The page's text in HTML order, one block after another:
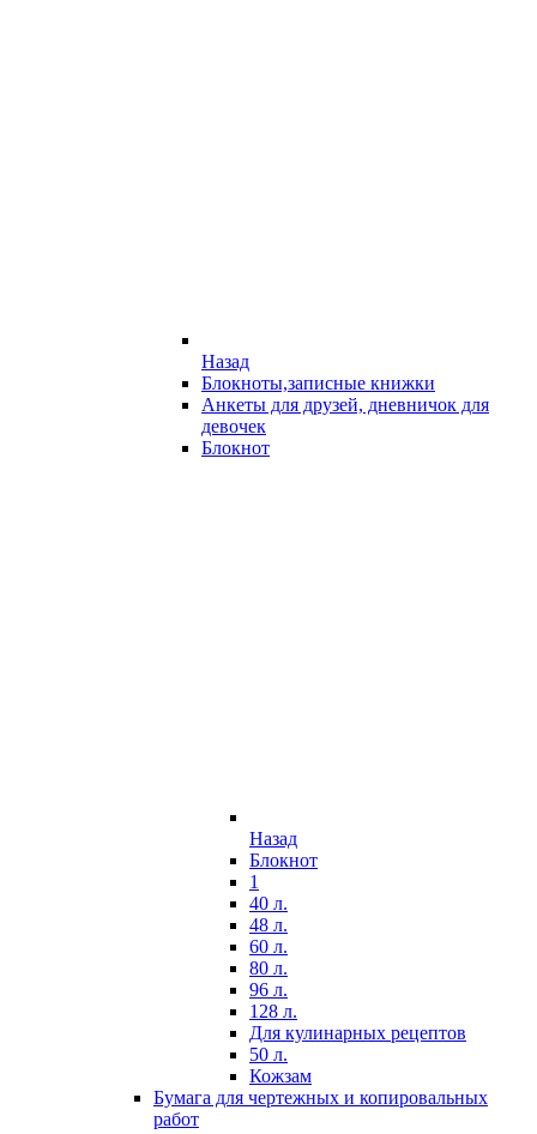
Назад
Блокноты,записные книжки
Анкеты для друзей, дневничок для
девочек
Блокнот
Назад
Блокнот
1
40 л.
48 л.
60 л.
80 л.
96 л.
128 л.
Для кулинарных рецептов
50 л.
Кожзам
Бумага для чертежных и копировальных
работ